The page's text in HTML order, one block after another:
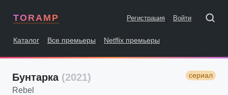
TORAMP Регистрация Войти
Каталог Все премьеры Netflix премьеры
Бунтарка (2021) сериал
Rebel